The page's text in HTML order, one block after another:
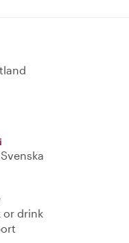
or drink